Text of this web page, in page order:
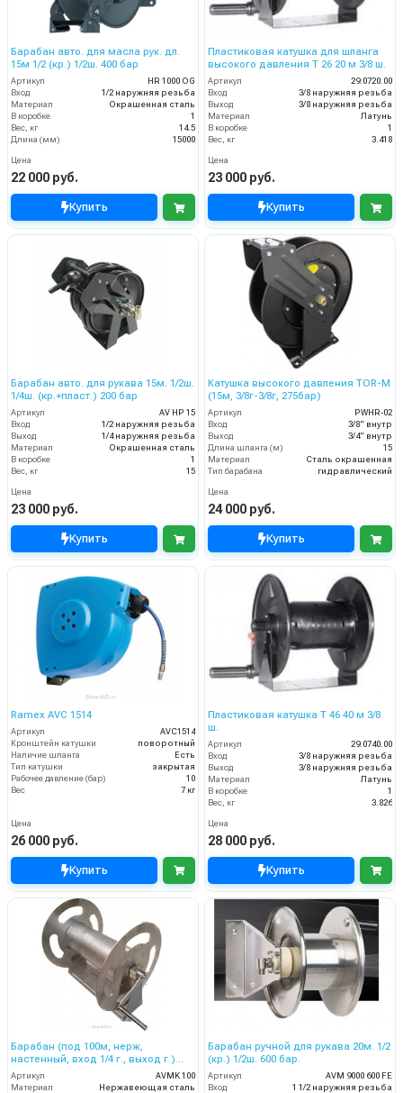
Барабан авто. для масла рук. дл.
15м 1/2 (кр.) 1/2ш. 400 бар
Артикул
HR 1000 OG
Вход
1/2 наружняя резьба
Материал
Окрашенная сталь
В коробке
1
Вес, кг
14.5
Длина (мм)
15000
Цена
22 000 руб.
Купить
Пластиковая катушка для шланга
высокого давления T 26 20 м 3/8 ш.
Артикул
29.0720.00
Вход
3/8 наружняя резьба
Выход
3/8 наружняя резьба
Материал
Латунь
В коробке
1
Вес, кг
3.418
Цена
23 000 руб.
Купить
Барабан авто. для рукава 15м. 1/2ш.
1/4ш. (кр.+пласт.) 200 бар
Артикул
AV HP 15
Вход
1/2 наружняя резьба
Выход
1/4 наружняя резьба
Материал
Окрашенная сталь
В коробке
1
Вес, кг
15
Цена
23 000 руб.
Купить
Катушка высокого давления TOR-M
(15м, 3/8г-3/8г, 275бар)
Артикул
PWHR-02
Вход
3/8" внутр
Выход
3/4" внутр
Длина шланга (м)
15
Материал
Сталь окрашенная
Тип барабана
гидравлический
Цена
24 000 руб.
Купить
Ramex AVС 1514
Артикул
AVC1514
Кронштейн катушки
поворотный
Наличие шланга
Есть
Тип катушки
закрытая
Рабочее давление (бар)
10
Вес
7 кг
Цена
26 000 руб.
Купить
Пластиковая катушка T 46 40 м 3/8
ш.
Артикул
29.0740.00
Вход
3/8 наружняя резьба
Выход
3/8 наружняя резьба
Материал
Латунь
В коробке
1
Вес, кг
3.826
Цена
28 000 руб.
Купить
Барабан (под 100м, нерж,
настенный, вход 1/4 г., выход г.)
без поворотного фитинга
Артикул
AVMK 100
Материал
Нержавеющая сталь
Барабан ручной для рукава 20м. 1/2
(кр.) 1/2ш. 600 бар.
Артикул
AVM 9000 600 FE
Вход
1 1/2 наружняя резьба